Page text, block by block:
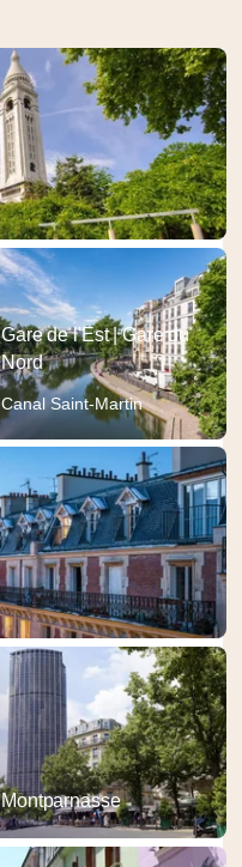
Gare de l'Est | Gare du
Nord
Canal Saint-Martin
Montparnasse